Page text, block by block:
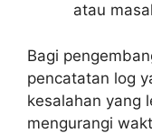
atau
Bagi
pencatatan log
kesalahan yang
mengurangi